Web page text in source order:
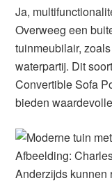
Ja,
Overweeg een
tuinmeubilair,
waterpartij. Dit
Convertible Sofa
bieden
Afbeelding:
Anderzijds